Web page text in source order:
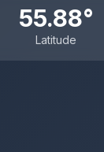
55.88°
Latitude